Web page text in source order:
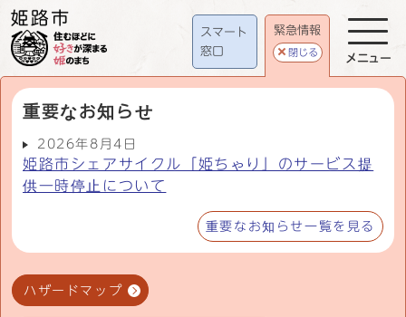
スマート
窓口
緊急情報
閉じる
重要なお知らせ
2026年8月4日
姫路市シェアサイクル「姫ちゃり」のサービス提
供一時停止について
重要なお知らせ一覧を見る
ハザードマップ
メニュー